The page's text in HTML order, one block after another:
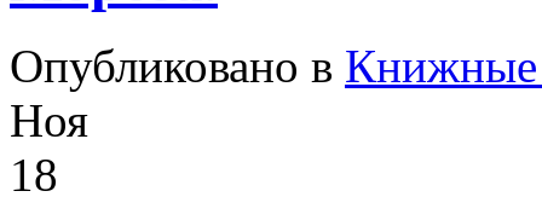
Опубликовано в Книжные
Ноя
18